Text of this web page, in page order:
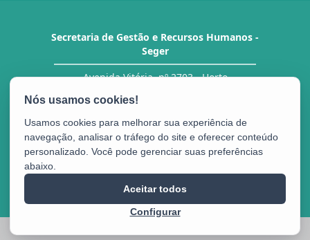
Secretaria de Gestão e Recursos Humanos -
Seger
Avenida Vitória, nº 2703 - Horto
Tel.: Central de Atendimento ao Servidor (CAS)
27 3636-5292/ 5293
Portal do
Usamos cookies para melhorar sua experiência de
navegação, analisar o tráfego do site e oferecer conteúdo
personalizado. Você pode gerenciar suas preferências
abaixo.
Configurar
Aceitar todos